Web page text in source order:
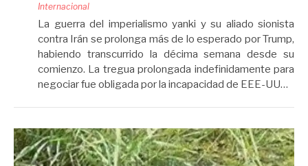
Internacional
La guerra del imperialismo yanki y su aliado sionista
contra Irán se prolonga más de lo esperado por Trump,
habiendo transcurrido la décima semana desde su
comienzo. La tregua prolongada indefinidamente para
negociar fue obligada por la incapacidad de EEE-UU…